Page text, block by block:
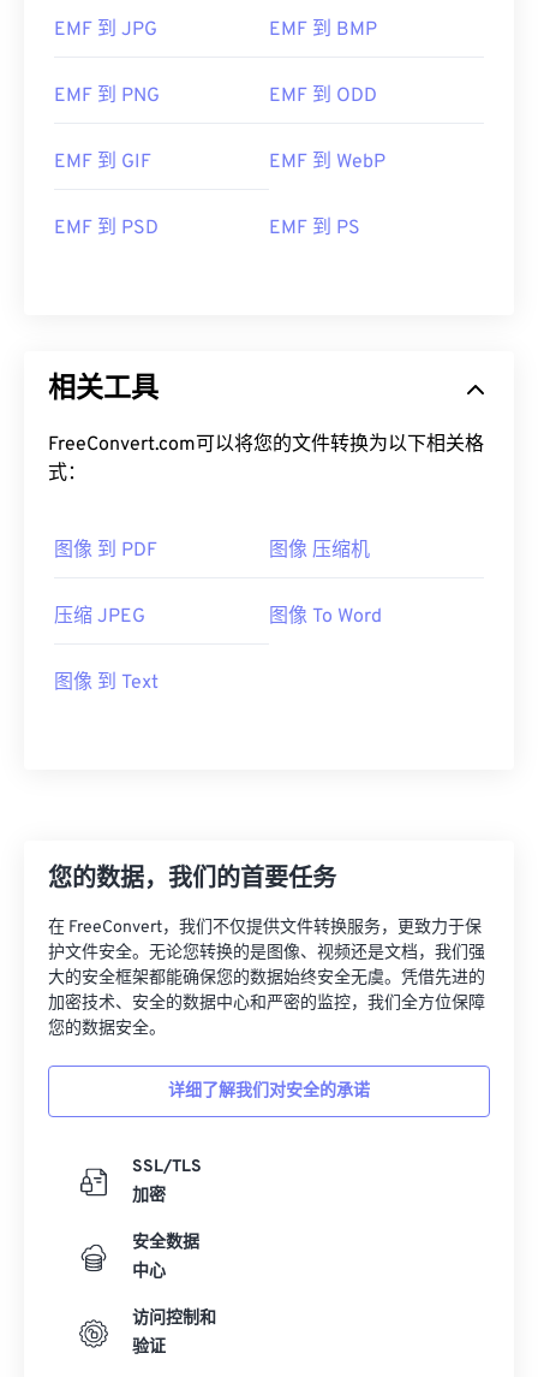
EMF 到 JPG EMF 到 BMP
EMF 到 PNG EMF 到 ODD
EMF 到 GIF EMF 到 WebP
EMF 到 PSD EMF 到 PS
相关工具
FreeConvert.com可以将您的文件转换为以下相关格
式：
图像 到 PDF 图像 压缩机
压缩 JPEG 图像 To Word
图像 到 Text
您的数据，我们的首要任务
在 FreeConvert，我们不仅提供文件转换服务，更致力于保
护文件安全。无论您转换的是图像、视频还是文档，我们强
大的安全框架都能确保您的数据始终安全无虞。凭借先进的
加密技术、安全的数据中心和严密的监控，我们全方位保障
您的数据安全。
详细了解我们对安全的承诺
SSL/TLS
加密
安全数据
中心
访问控制和
验证